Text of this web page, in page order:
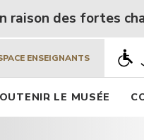
des fortes
ENSEIGNANTS
LE MUSÉE